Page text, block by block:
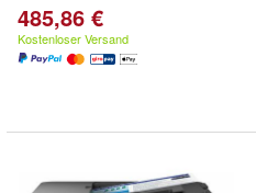
485,86 €
Kostenloser Versand